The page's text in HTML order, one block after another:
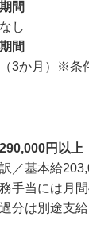
間
し
（3か月）※条
円以上
／基本給